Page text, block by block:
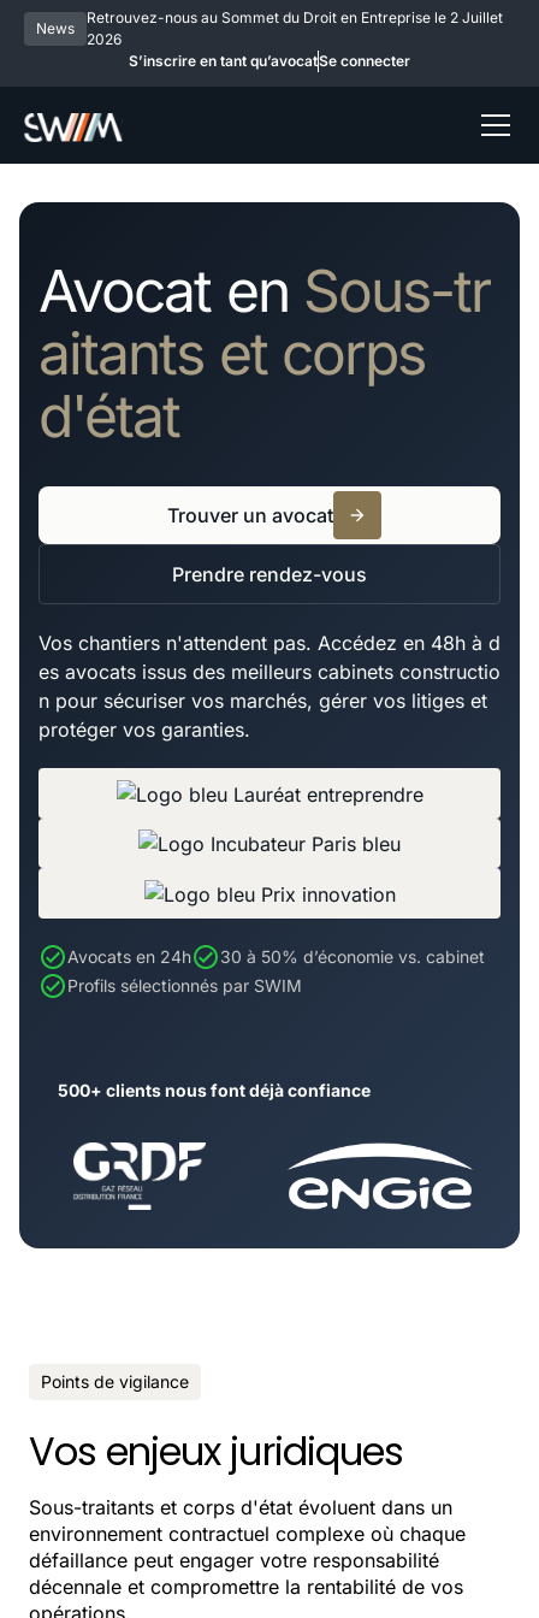
News
Retrouvez-nous au Sommet du Droit en Entreprise le 2 Juillet
2026
S’inscrire en tant qu’avocatSe connecter
Avocat en Sous-tr
aitants et corps
d'état
Trouver un avocat
Prendre rendez-vous
Vos chantiers n'attendent pas. Accédez en 48h à d
es avocats issus des meilleurs cabinets constructio
n pour sécuriser vos marchés, gérer vos litiges et
protéger vos garanties.
Avocats en 24h
30 à 50% d’économie vs. cabinet
Profils sélectionnés par SWIM
500+ clients nous font déjà confiance
Points de vigilance
Vos enjeux juridiques
Sous-traitants et corps d'état évoluent dans un
environnement contractuel complexe où chaque
défaillance peut engager votre responsabilité
décennale et compromettre la rentabilité de vos
opérations.